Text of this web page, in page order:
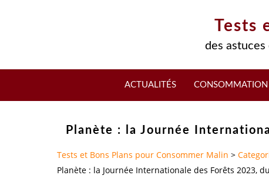
Tests
des
ACTUALITÉS CONSOMMATION
Planète : la Journée
Tests et Bons Plans pour Consommer Malin >
Planète : la Journée Internationale des Forêts 2023,